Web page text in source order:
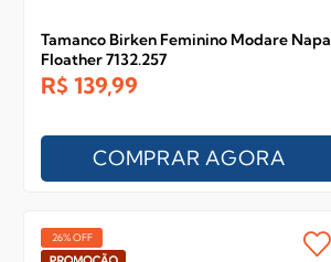
Tamanco Birken Feminino Modare Napa
Floather 7132.257
R$ 139,99
COMPRAR AGORA
26% OFF